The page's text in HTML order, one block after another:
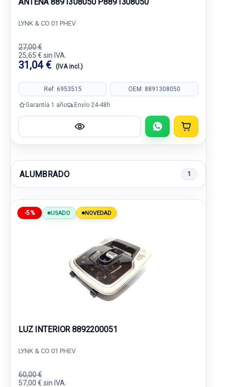
LYNK & CO 01 PHEV
27,00 €
25,65 € sin IVA.
31,04 € (IVA incl.)
Ref: 6953515 OEM: 8891308050
Garantía 1 año Envío 24-48h
ALUMBRADO 1
-5% USADO NOVEDAD
LUZ INTERIOR 8892200051
LYNK & CO 01 PHEV
60,00 €
57,00 € sin IVA.